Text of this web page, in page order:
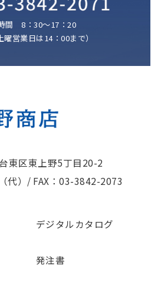
間 8：30～17：20
曜営業日は14：00まで）
東区東上野5丁目20-2
） / FAX：03-3842-2073
デジタルカタログ
発注書